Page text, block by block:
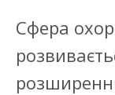
Сфера